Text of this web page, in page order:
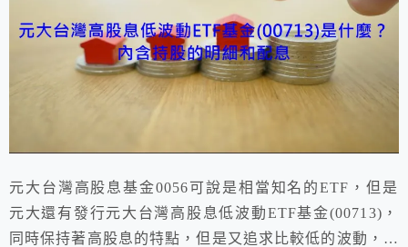
元大台灣高股息基金0056可說是相當知名的ETF，但是
元大還有發行元大台灣高股息低波動ETF基金(00713)，
同時保持著高股息的特點，但是又追求比較低的波動，所